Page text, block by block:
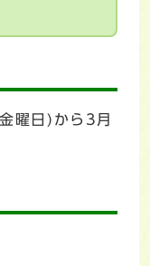
曜日)から3月